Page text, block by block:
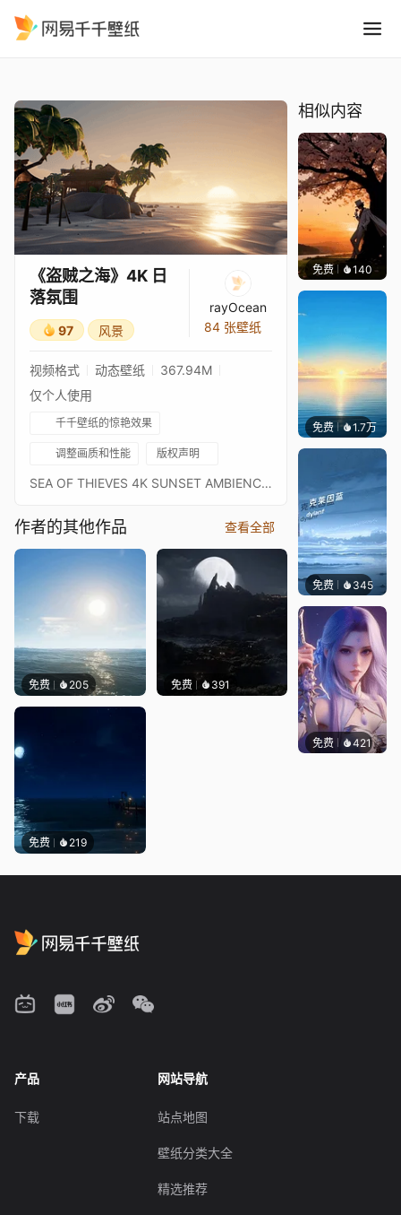
《盗贼之海》4K 日
落氛围
97 风景
rayOcean
84 张壁纸
视频格式 动态壁纸
367.94M
仅个人使用
千千壁纸的惊艳效果
调整画质和性能 版权声明
SEA OF THIEVES 4K SUNSET AMBIENCEEdited by: rayOceanAuthor: youtube.com/@skilfullstarship3223PLEASE VISIT HIS CHANNEL, IT'S AMAZING.If you want more ANIMATED WALLPAPERS visit my WORKSHOP!!!steamcommunity.com/id/rayoceanstudio/myworkshopfiles/
作者的其他作品 查看全部
免费 205 免费 391
免费 219
相似内容
免费 140渔小小
免费 1.7万Ruth
免费 345冰茶Ln
免费 421好看
产品
下载
网站导航
站点地图
壁纸分类大全
精选推荐